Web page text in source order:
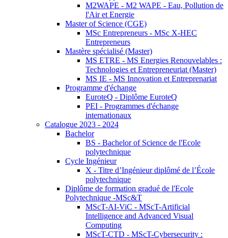
M2WAPE - M2 WAPE - Eau, Pollution de
l'Air et Energie
Master of Science (CGE)
MSc Entrepreneurs - MSc X-HEC
Entrepreneurs
Mastère spécialisé (Master)
MS ETRE - MS Energies Renouvelables :
Technologies et Entrepreneuriat (Master)
MS IE - MS Innovation et Entreprenariat
Programme d'échange
EuroteQ - Diplôme EuroteQ
PEI - Programmes d'échange
internationaux
Catalogue 2023 - 2024
Bachelor
BS - Bachelor of Science de l'Ecole
polytechnique
Cycle Ingénieur
X - Titre d’Ingénieur diplômé de l’École
polytechnique
Diplôme de formation gradué de l'Ecole
Polytechnique -MSc&T
MScT-AI-ViC - MScT-Artificial
Intelligence and Advanced Visual
Computing
MScT-CTD - MScT-Cybersecurity :